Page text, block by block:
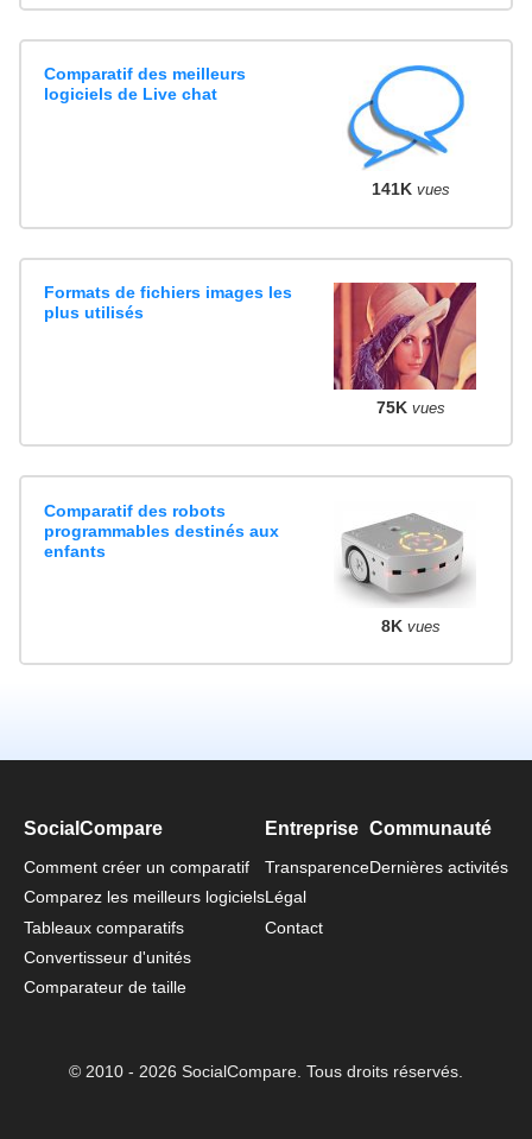
Comparatif des meilleurs
logiciels de Live chat
141K vues
Formats de fichiers images les
plus utilisés
75K vues
Comparatif des robots
programmables destinés aux
enfants
8K vues
SocialCompare
Comment créer un comparatif
Comparez les meilleurs logiciels
Tableaux comparatifs
Convertisseur d'unités
Comparateur de taille
Entreprise
Transparence
Légal
Contact
Communauté
Dernières activités
© 2010 - 2026 SocialCompare. Tous droits réservés.